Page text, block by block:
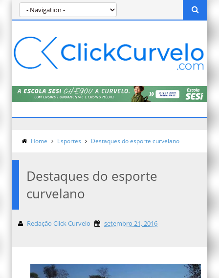
Home Esportes Destaques do esporte curvelano
Destaques do esporte
curvelano
Redação Click Curvelo setembro 21, 2016